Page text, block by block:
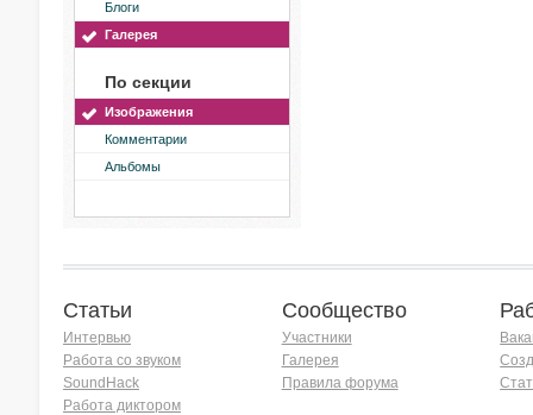
Блоги
Галерея
По секции
Изображения
Комментарии
Альбомы
Статьи
Интервью
Работа со звуком
SoundHack
Работа диктором
Сообщество
Участники
Галерея
Правила форума